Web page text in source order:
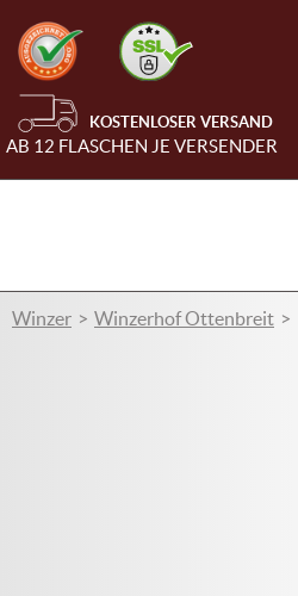
KOSTENLOSER VERSAND
AB 12 FLASCHEN JE VERSENDER
Winzer Winzerhof Ottenbreit